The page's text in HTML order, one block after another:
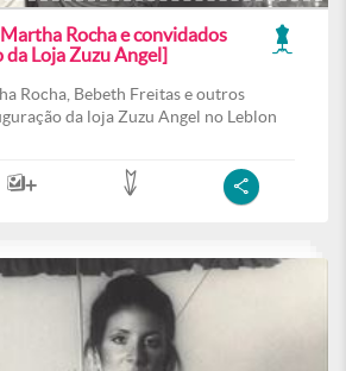
Rocha e convidados
da Loja Zuzu Angel]
Rocha, Bebeth Freitas e outros
da loja Zuzu Angel no Leblon